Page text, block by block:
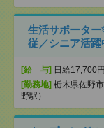
生活サポータ
従／シニア活
[給 与] 日給17,700
[勤務地] 栃木県佐野
野駅）